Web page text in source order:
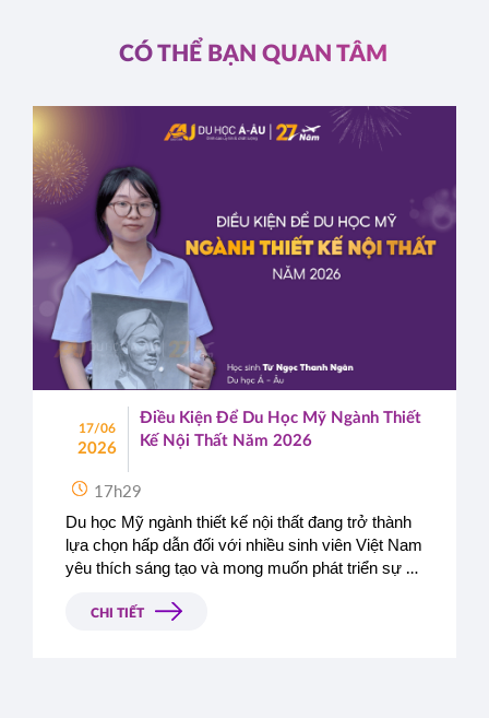
CÓ THỂ BẠN QUAN TÂM
17/06
2026
Điều Kiện Để Du Học Mỹ Ngành Thiết
Kế Nội Thất Năm 2026
17h29
Du học Mỹ ngành thiết kế nội thất đang trở thành
lựa chọn hấp dẫn đối với nhiều sinh viên Việt Nam
yêu thích sáng tạo và mong muốn phát triển sự
dưới đây sẽ giúp bạn hiểu rõ các tiêu chí cần
CHI TIẾT